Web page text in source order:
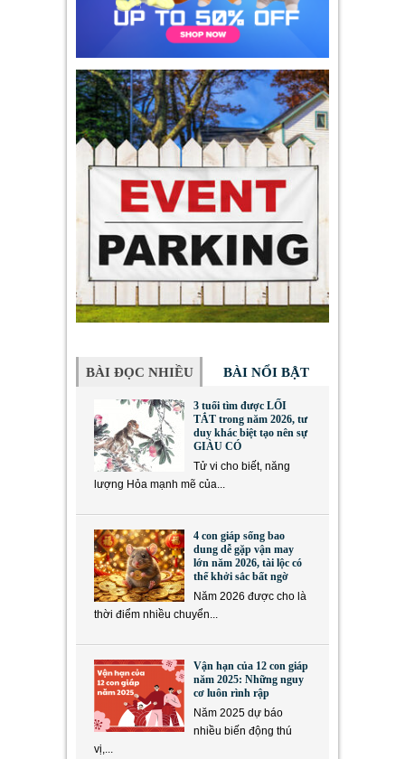
BÀI ĐỌC NHIỀU BÀI NỔI BẬT
3 tuổi tìm được LỐI
TẮT trong năm 2026, tư
duy khác biệt tạo nên sự
GIÀU CÓ
Tử vi cho biết, năng
lượng Hỏa mạnh mẽ của...
4 con giáp sống bao
dung dễ gặp vận may
lớn năm 2026, tài lộc có
thể khởi sắc bất ngờ
Năm 2026 được cho là
thời điểm nhiều chuyển...
Vận hạn của 12 con giáp
năm 2025: Những nguy
cơ luôn rình rập
Năm 2025 dự báo
nhiều biến động thú
vị,...